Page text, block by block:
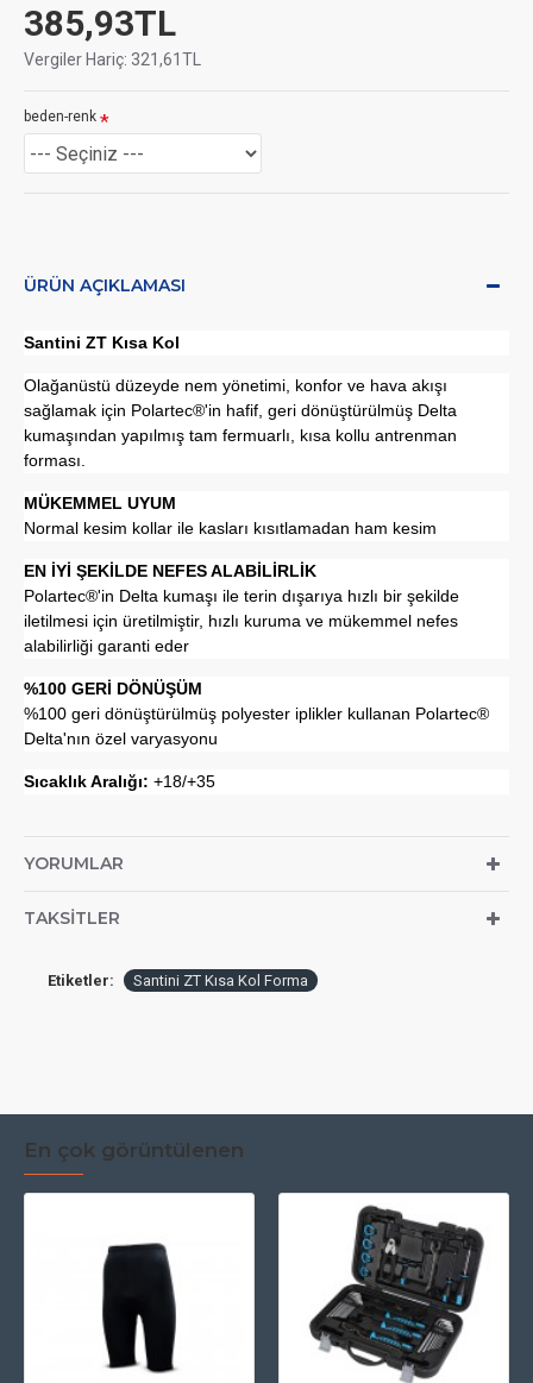
385,93TL
Vergiler Hariç: 321,61TL
beden-renk
ÜRÜN AÇIKLAMASI
Santini ZT Kısa Kol
Olağanüstü düzeyde nem yönetimi, konfor ve hava akışı
sağlamak için Polartec®'in hafif, geri dönüştürülmüş Delta
kumaşından yapılmış tam fermuarlı, kısa kollu antrenman
forması.
MÜKEMMEL UYUM
Normal kesim kollar ile kasları kısıtlamadan ham kesim
EN İYİ ŞEKİLDE NEFES ALABİLİRLİK
Polartec®'in Delta kumaşı ile terin dışarıya hızlı bir şekilde
iletilmesi için üretilmiştir, hızlı kuruma ve mükemmel nefes
alabilirliği garanti eder
%100 GERİ DÖNÜŞÜM
%100 geri dönüştürülmüş polyester iplikler kullanan Polartec®
Delta'nın özel varyasyonu
Sıcaklık Aralığı: +18/+35
YORUMLAR
TAKSITLER
Etiketler: Santini ZT Kısa Kol Forma
En çok görüntülenen